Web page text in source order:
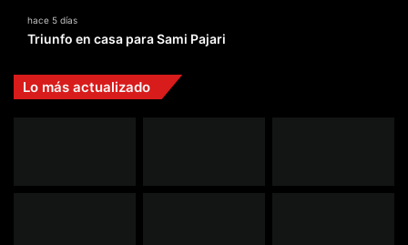
hace 5 días
Triunfo en casa para Sami Pajari
Lo más actualizado